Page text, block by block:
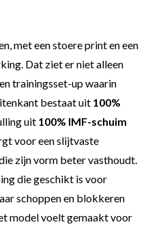
met een stoere print en een
Dat ziet er niet alleen
trainingsset-up waarin
bestaat uit 100%
uit 100% IMF-schuim
voor een slijtvaste
zijn vorm beter vasthoudt.
die geschikt is voor
schoppen en blokkeren
model voelt gemaakt voor